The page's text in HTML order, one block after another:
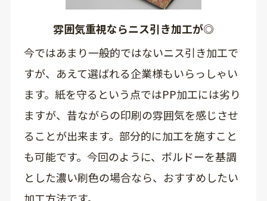
雰囲気重視ならニス引き加工が◎
今ではあまり一般的ではないニス引き加工で
すが、あえて選ばれる企業様もいらっしゃい
ます。紙を守るという点ではPP加工には劣り
ますが、昔ながらの印刷の雰囲気を感じさせ
ることが出来ます。部分的に加工を施すこと
も可能です。今回のように、ボルドーを基調
とした濃い刷色の場合なら、おすすめしたい